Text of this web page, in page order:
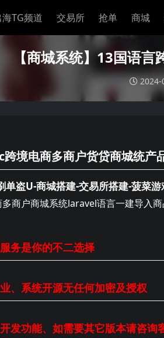
海TG频道 交易所 抢单 商城
【商城系统】13国语
2024-
跨境电商多商户货贷商城统产
盗U-商城搭建-交易所搭建-菠菜
多商户商城系统laravel语言一建导入
务是你的不二选择
、系统开源无任何加密及授权
发功能、如需要其它版本请咨询